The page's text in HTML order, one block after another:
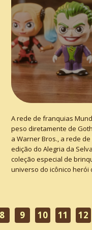
A rede de franquias
peso diretamente de
a Warner Bros., a rede
edição do Alegria da
coleção especial de
universo do icônico herói
9 10 11 12